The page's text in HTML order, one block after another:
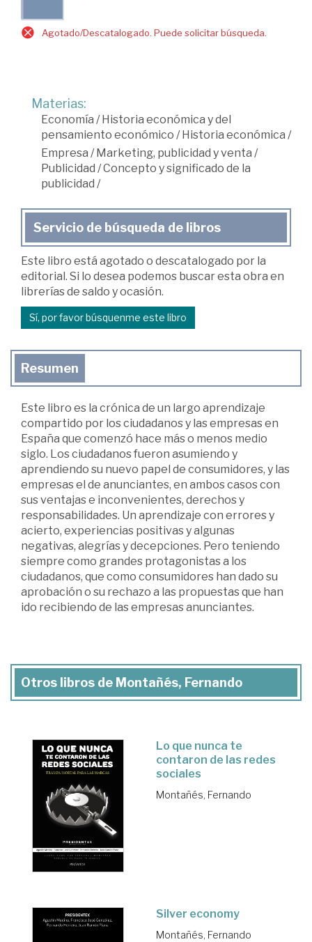
Agotado/Descatalogado. Puede solicitar búsqueda.
Materias:
Economía /Historia económica y del
pensamiento económico /Historia económica /
Empresa /Marketing, publicidad y venta /
Publicidad /Concepto y significado de la
publicidad /
Servicio de búsqueda de libros
Este libro está agotado o descatalogado por la
editorial. Si lo desea podemos buscar esta obra en
librerías de saldo y ocasión.
Sí, por favor búsquenme este libro
Resumen
Este libro es la crónica de un largo aprendizaje
compartido por los ciudadanos y las empresas en
España que comenzó hace más o menos medio
siglo. Los ciudadanos fueron asumiendo y
aprendiendo su nuevo papel de consumidores, y las
empresas el de anunciantes, en ambos casos con
sus ventajas e inconvenientes, derechos y
responsabilidades. Un aprendizaje con errores y
acierto, experiencias positivas y algunas
negativas, alegrías y decepciones. Pero teniendo
siempre como grandes protagonistas a los
ciudadanos, que como consumidores han dado su
aprobación o su rechazo a las propuestas que han
ido recibiendo de las empresas anunciantes.
Otros libros de Montañés, Fernando
Lo que nunca te
contaron de las redes
sociales
Montañés, Fernando
Silver economy
Montañés, Fernando